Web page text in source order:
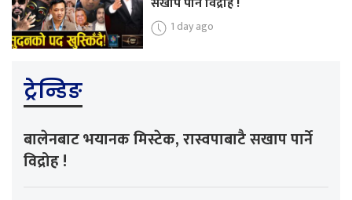
1 day ago
ट्रेन्डिङ
बालेनबाट भयानक मिस्टेक, रास्वपाबाटै सखाप पार्ने
विद्रोह !